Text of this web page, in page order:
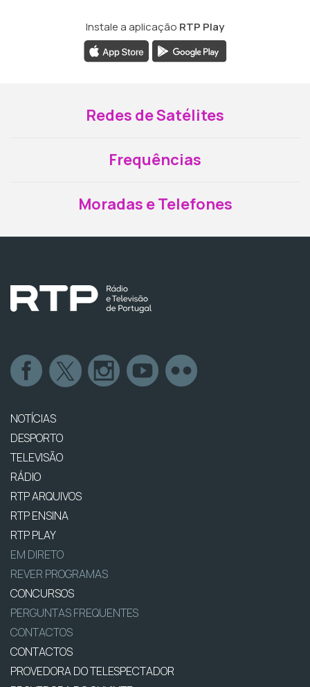
Instale a aplicação RTP Play
Redes de Satélites
Frequências
Moradas e Telefones
NOTÍCIAS
DESPORTO
TELEVISÃO
RÁDIO
RTP ARQUIVOS
RTP ENSINA
RTP PLAY
EM DIRETO
REVER PROGRAMAS
CONCURSOS
PERGUNTAS FREQUENTES
CONTACTOS
CONTACTOS
PROVEDORA DO TELESPECTADOR